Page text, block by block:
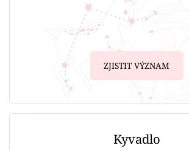
ZJISTIT VÝZNAM
Kyvadlo